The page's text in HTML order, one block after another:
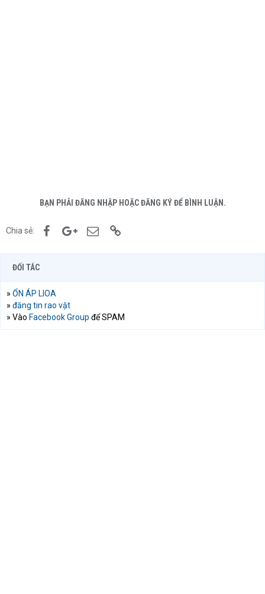
BẠN PHẢI ĐĂNG NHẬP HOẶC ĐĂNG KÝ ĐỂ BÌNH LUẬN.
Chia sẻ: FacebookGoogle+Email
ĐỐI TÁC
» ỔN ÁP LIOA
» đăng tin rao vặt
» Vào Facebook Group để SPAM